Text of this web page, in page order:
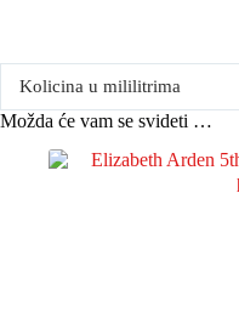
Kolicina u mililitrima
Možda će vam se svideti …